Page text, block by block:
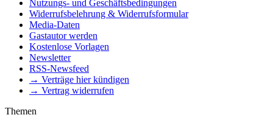
Nutzungs- und Geschäftsbedingungen
Widerrufsbelehrung & Widerrufsformular
Media-Daten
Gastautor werden
Kostenlose Vorlagen
Newsletter
RSS-Newsfeed
→ Verträge hier kündigen
→ Vertrag widerrufen
Themen